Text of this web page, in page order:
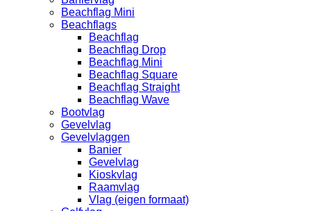
Beachflag Mini
Beachflags
Beachflag
Beachflag Drop
Beachflag Mini
Beachflag Square
Beachflag Straight
Beachflag Wave
Bootvlag
Gevelvlag
Gevelvlaggen
Banier
Gevelvlag
Kioskvlag
Raamvlag
Vlag (eigen formaat)